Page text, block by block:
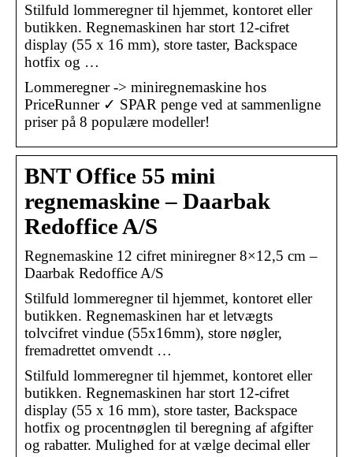
Stilfuld lommeregner til hjemmet, kontoret eller
butikken. Regnemaskinen har stort 12-cifret
display (55 x 16 mm), store taster, Backspace
hotfix og …
Lommeregner -> miniregnemaskine hos
PriceRunner ✓ SPAR penge ved at sammenligne
priser på 8 populære modeller!
BNT Office 55 mini
regnemaskine – Daarbak
Redoffice A/S
Regnemaskine 12 cifret miniregner 8×12,5 cm –
Daarbak Redoffice A/S
Stilfuld lommeregner til hjemmet, kontoret eller
butikken. Regnemaskinen har et letvægts
tolvcifret vindue (55x16mm), store nøgler,
fremadrettet omvendt …
Stilfuld lommeregner til hjemmet, kontoret eller
butikken. Regnemaskinen har stort 12-cifret
display (55 x 16 mm), store taster, Backspace
hotfix og procentnøglen til beregning af afgifter
og rabatter. Mulighed for at vælge decimal eller